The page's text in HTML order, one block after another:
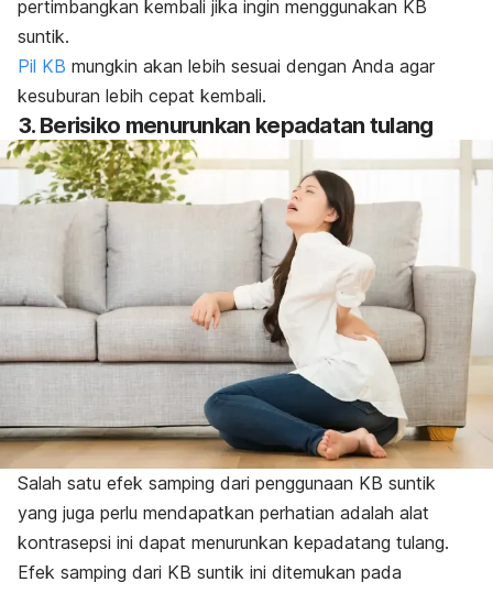
pertimbangkan kembali jika ingin menggunakan KB
suntik.
Pil KB mungkin akan lebih sesuai dengan Anda agar
kesuburan lebih cepat kembali.
3. Berisiko menurunkan kepadatan tulang
Salah satu efek samping dari penggunaan KB suntik
yang juga perlu mendapatkan perhatian adalah alat
kontrasepsi ini dapat menurunkan kepadatang tulang.
Efek samping dari KB suntik ini ditemukan pada